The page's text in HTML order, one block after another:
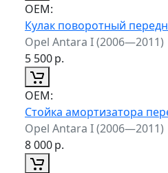
ОЕМ:
Кулак поворотный
Opel Antara I (2006—2011)
5 500р.
ОЕМ:
Стойка амортизатора
Opel Antara I (2006—2011)
8 000р.